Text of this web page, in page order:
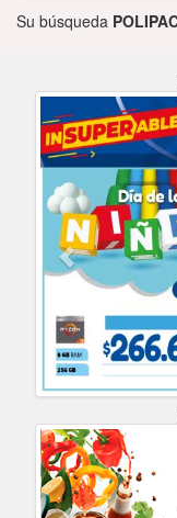
Su búsqueda